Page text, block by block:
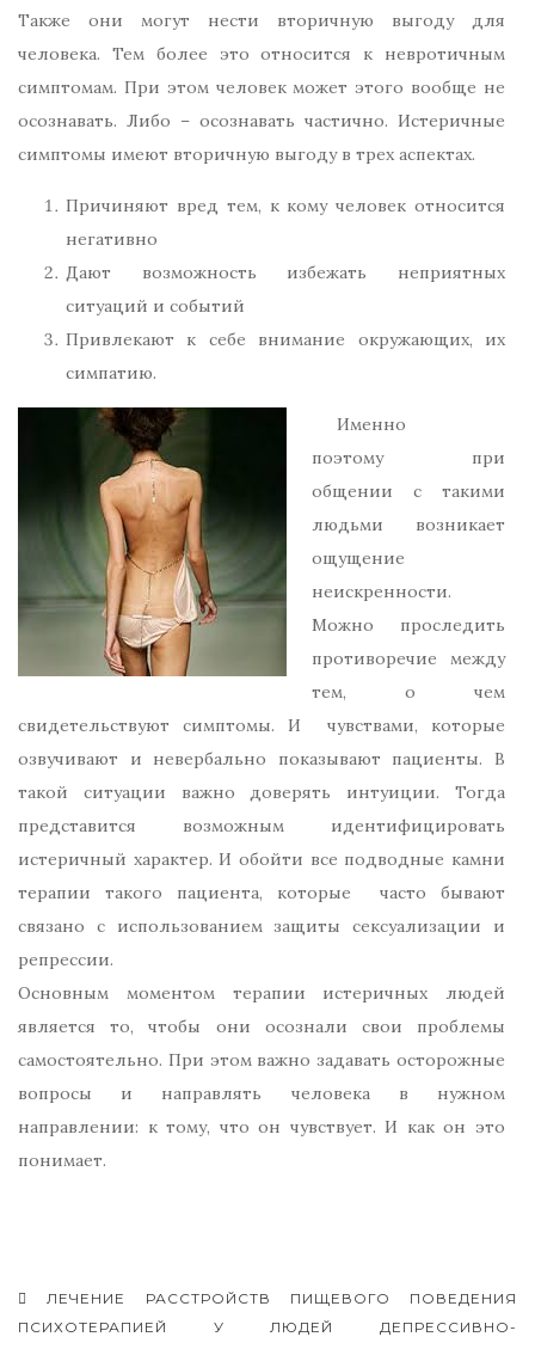
Также они могут нести вторичную выгоду для
человека. Тем более это относится к невротичным
симптомам. При этом человек может этого вообще не
осознавать. Либо – осознавать частично. Истеричные
симптомы имеют вторичную выгоду в трех аспектах.
Причиняют вред тем, к кому человек относится
негативно
Дают возможность избежать неприятных
ситуаций и событий
Привлекают к себе внимание окружающих, их
симпатию.
Именно
поэтому при
общении с такими
людьми возникает
ощущение
неискренности.
Можно проследить
противоречие между
тем, о чем
свидетельствуют симптомы. И чувствами, которые
озвучивают и невербально показывают пациенты. В
такой ситуации важно доверять интуиции. Тогда
представится возможным идентифицировать
истеричный характер. И обойти все подводные камни
терапии такого пациента, которые часто бывают
связано с использованием защиты сексуализации и
репрессии.
Основным моментом терапии истеричных людей
является то, чтобы они осознали свои проблемы
самостоятельно. При этом важно задавать осторожные
вопросы и направлять человека в нужном
направлении: к тому, что он чувствует. И как он это
понимает.
Навигация записей
ЛЕЧЕНИЕ РАССТРОЙСТВ ПИЩЕВОГО ПОВЕДЕНИЯ
ПСИХОТЕРАПИЕЙ У ЛЮДЕЙ ДЕПРЕССИВНО-